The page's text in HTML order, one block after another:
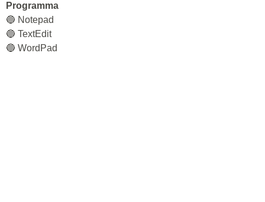
Programma
🔵 Notepad
🔵 TextEdit
🔵 WordPad